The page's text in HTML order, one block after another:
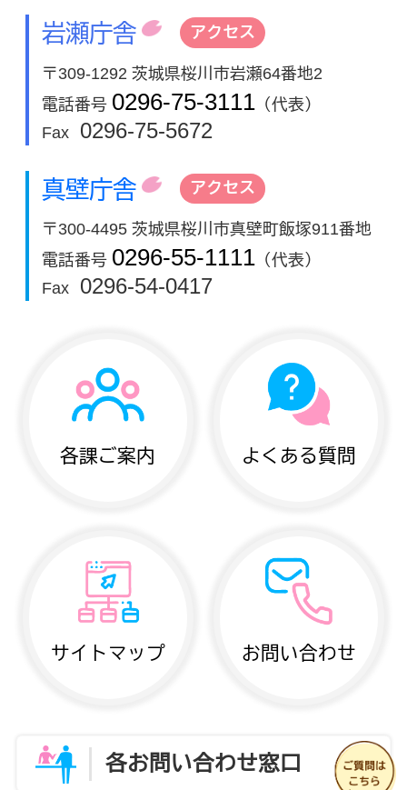
岩瀬庁舎 アクセス
〒309-1292 茨城県桜川市岩瀬64番地2
電話番号 0296-75-3111 （代表）
Fax
0296-75-5672
真壁庁舎 アクセス
〒300-4495 茨城県桜川市真壁町飯塚911番地
電話番号 0296-55-1111 （代表）
Fax
0296-54-0417
各課ご案内 よくある質問
サイトマップ お問い合わせ
各お問い合わせ窓口